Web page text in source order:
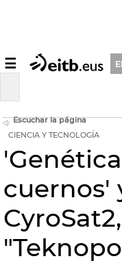
☰
Escuchar la página
CIENCIA Y TECNOLOGÍA
cuernos'